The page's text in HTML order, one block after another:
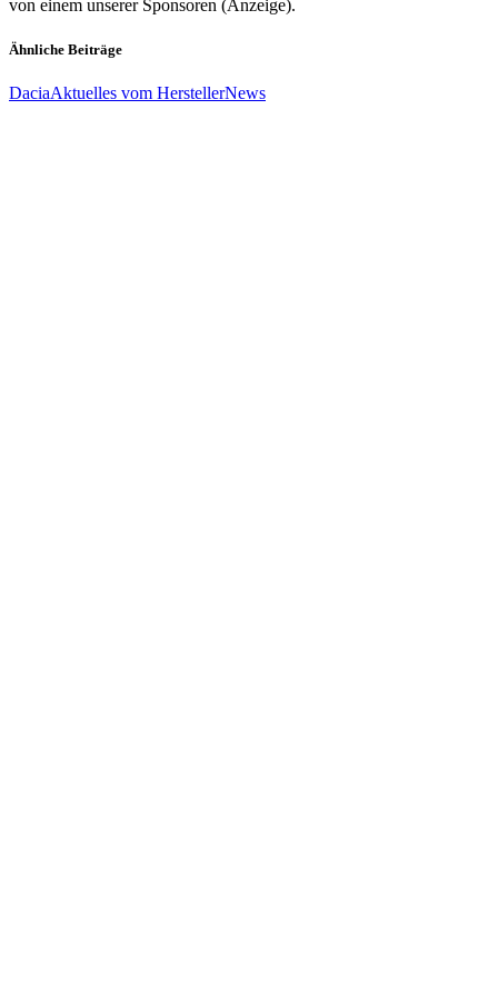
von einem unserer Sponsoren (Anzeige).
Ähnliche Beiträge
DaciaAktuelles vom HerstellerNews